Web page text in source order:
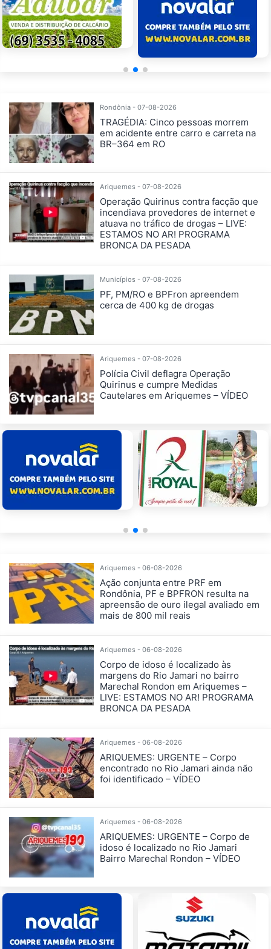
Rondônia - 07-08-2026
TRAGÉDIA: Cinco pessoas morrem
em acidente entre carro e carreta na
BR–364 em RO
Ariquemes - 07-08-2026
Operação Quirinus contra facção que
incendiava provedores de internet e
atuava no tráfico de drogas – LIVE:
ESTAMOS NO AR! PROGRAMA
BRONCA DA PESADA
Municípios - 07-08-2026
PF, PM/RO e BPFron apreendem
cerca de 400 kg de drogas
Ariquemes - 07-08-2026
Polícia Civil deflagra Operação
Quirinus e cumpre Medidas
Cautelares em Ariquemes – VÍDEO
Ariquemes - 06-08-2026
Ação conjunta entre PRF em
Rondônia, PF e BPFRON resulta na
apreensão de ouro ilegal avaliado em
mais de 800 mil reais
Ariquemes - 06-08-2026
Corpo de idoso é localizado às
margens do Rio Jamari no bairro
Marechal Rondon em Ariquemes –
LIVE: ESTAMOS NO AR! PROGRAMA
BRONCA DA PESADA
Ariquemes - 06-08-2026
ARIQUEMES: URGENTE – Corpo
encontrado no Rio Jamari ainda não
foi identificado – VÍDEO
Ariquemes - 06-08-2026
ARIQUEMES: URGENTE – Corpo de
idoso é localizado no Rio Jamari
Bairro Marechal Rondon – VÍDEO